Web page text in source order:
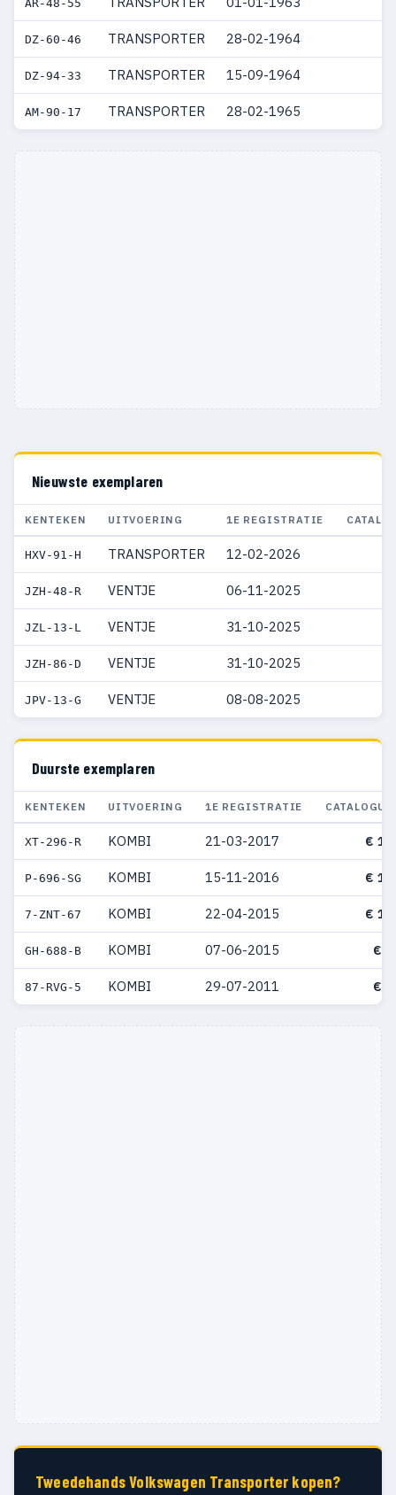
AR-48-55
DZ-60-46 TRANSPORTER 28-02-1964
DZ-94-33 TRANSPORTER 15-09-1964
AM-90-17 TRANSPORTER 28-02-1965
Nieuwste exemplaren
KENTEKEN UITVOERING 1E REGISTRATIE
HXV-91-H TRANSPORTER 12-02-2026
JZH-48-R VENTJE 06-11-2025
JZL-13-L VENTJE 31-10-2025
JZH-86-D VENTJE 31-10-2025
JPV-13-G VENTJE 08-08-2025
Duurste exemplaren
KENTEKEN UITVOERING 1E REGISTRATIE
XT-296-R KOMBI 21-03-2017 €
P-696-SG KOMBI 15-11-2016 €
7-ZNT-67 KOMBI 22-04-2015 €
GH-688-B KOMBI 07-06-2015 €
87-RVG-5 KOMBI 29-07-2011 €
Tweedehands Volkswagen Transporter kopen?